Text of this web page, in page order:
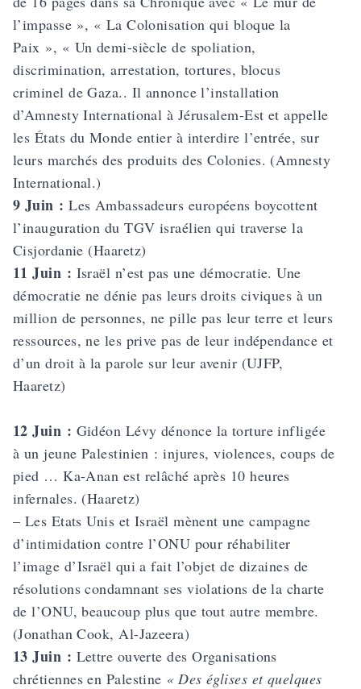
l’impasse », « La Colonisation qui bloque la
Paix », « Un demi-siècle de spoliation,
discrimination, arrestation, tortures, blocus
criminel de Gaza.. Il annonce l’installation
d’Amnesty International à Jérusalem-Est etappelle
les États du Monde entier à interdire l’entrée, sur
leurs marchés des produits des Colonies. (Amnesty
International.)
9 Juin : Les Ambassadeurs européens boycottent
l’inauguration du TGV israélien qui traverse la
Cisjordanie (Haaretz)
11 Juin : Israël n’est pas une démocratie. Une
démocratie ne dénie pas leurs droits civiques à un
million de personnes, ne pille pas leur terre et leurs
ressources, ne les prive pas de leur indépendance et
d’un droit à la parole sur leur avenir (UJFP,
Haaretz)
12 Juin : Gidéon Lévy dénonce la torture infligée
à un jeune Palestinien : injures, violences, coups de
pied … Ka-Anan est relâché après 10 heures
infernales. (Haaretz)
– Les Etats Unis et Israël mènent une campagne
d’intimidation contre l’ONU pour réhabiliter
l’image d’Israël qui a fait l’objet de dizaines de
résolutions condamnant ses violations de la charte
de l’ONU, beaucoup plus que tout autre membre.
(Jonathan Cook, Al-Jazeera)
13 Juin : Lettre ouverte des Organisations
chrétiennes en Palestine « Des églises et quelques